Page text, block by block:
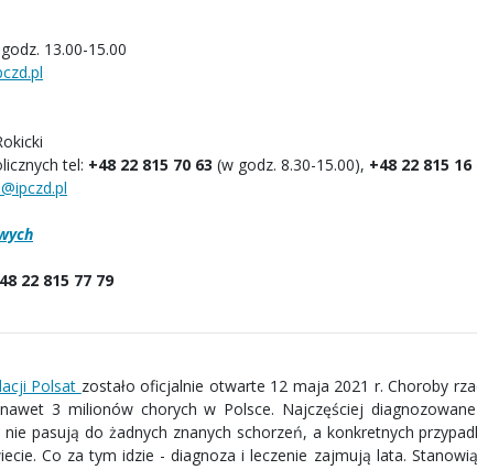
13.00-15.00
tel: +48 22 815 70 63 (w godz. 8.30-15.00), +48 22 815 16
22 815 77 79
Polsat zostało oficjalnie otwarte 12 maja 2021 r. Choroby
3 milionów chorych w Polsce. Najczęściej
pasują do żadnych znanych schorzeń, a konkretnych
Co za tym idzie - diagnoza i leczenie zajmują lata.